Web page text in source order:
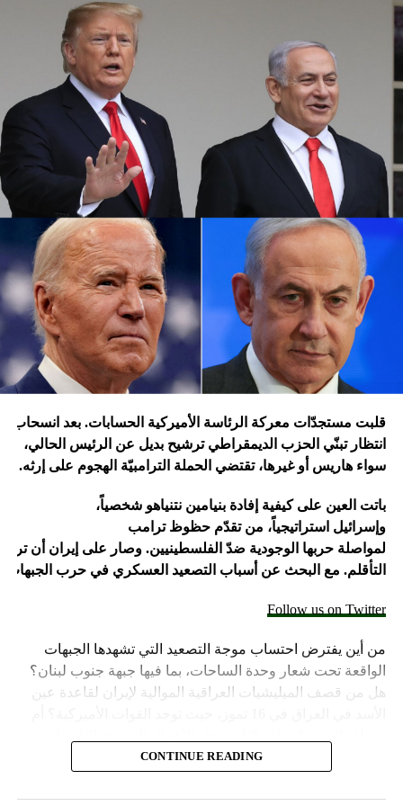
كما أوقفت عدة شركات طيران دولية أخرى رحلاتها من وإلى
إسرائيل ولبنان والأردن والعراق وإيران، على خلفية تصاعد التوتر
في المنطقة، بعد مقتل رئيس المكتب السياسي لحماس في
طهران، ومقتل مسؤول عسكري بارز في الحزب بغارة إسرائيلية
على بيروت أواخر تموز الماضي.
وأعلنت شركة لوفتهانزا الألمانية، الاثنين الماضي، أنها ستوقف
جميع رحلاتها إلى إسرائيل وعمان وبيروت وطهران وأربيل في
العراق حتى يوم الاثنين المقبل بناء على “تحليل أمني حالي”.
وفي نيسان الماضي أغلقت إسرائيل مجالها الجوي لمدة سبع
ساعات، بسبب الهجوم المكثف بالطائرات المسيرة والصواريخ
الذي شنته إيران على إسرائيل، ردا على غارة إسرائيلية على
سفارة طهران في دمشق قتل فيها 16 شخصًا منهم مسؤول
إيراني كبير في فيلق القدس.
وتسود حالة من التوترات الأمنية في إسرائيل بعد أن أعلنت
اغتيال القائد العسكري البارز بـ”الحزب” فؤاد شكر في غارة
جوية على مبنى في ضاحية بيروت الجنوبية، قبل أن يعلن الحزب
اغتياله مساء الأربعاء.
وبعدها بساعات أعلنت “حماس” اغتيال إسرائيل رئيس مكتبها
السياسي إسماعيل هنية بغارة إسرائيلية استهدفت مقر إقامته
في طهران التي وصلها للمشاركة في حفل تنصيب الرئيس
الإيراني الجديد مسعود بزشكيان.
أبرزها “الحزب”، مع الجيش الإسرائيلي قصفا يوميا عبر “الخط
الأزرق” الفاصل، أسفر عن مئات القتلى والجرحى معظمهم في
الجانب اللبناني.
وترهن الفصائل وقف القصف بإنهاء إسرائيل حربا تشنها بدعم
130 ألف قتيل وجريح فلسطينيين، معظمهم أطفال ونساء، وما
يزيد على 10 آلاف مفقود.
قلبت مستجدّات معركة الرئاسة الأميركية الحسابات. بعد انسحاب
انتظار تبنّي الحزب الديمقراطي ترشيح بديل عن الرئيس الحالي،
سواء هاريس أو غيرها، تقتضي الحملة الترامبيّة الهجوم على إرثه.
باتت العين على كيفية إفادة بنيامين نتنياهو شخصياً،
وإسرائيل استراتيجياً، من تقدّم حظوظ ترامب
لمواصلة حربها الوجودية ضدّ الفلسطينيين. وصار على إيران أن
التأقلم. مع البحث عن أسباب التصعيد العسكري في حرب الجبهات
Follow us on Twitter
من أين يفترض احتساب موجة التصعيد التي تشهدها الجبهات
الواقعة تحت شعار وحدة الساحات، بما فيها جبهة جنوب لبنان؟
هل من قصف الميليشيات العراقية الموالية لإيران لقاعدة عين
CONTINUE READING